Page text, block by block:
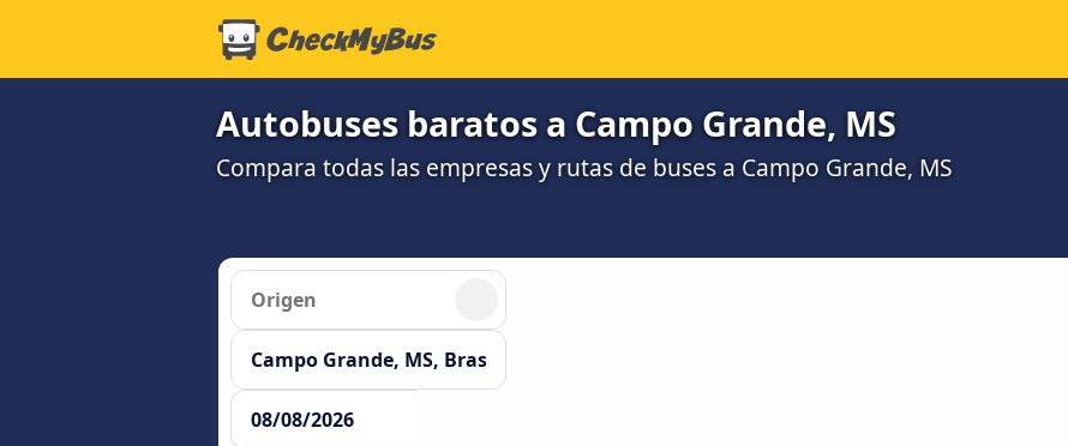
Autobuses baratos a Campo Grande, MS
Compara todas las empresas y rutas de buses a Campo Grande, MS